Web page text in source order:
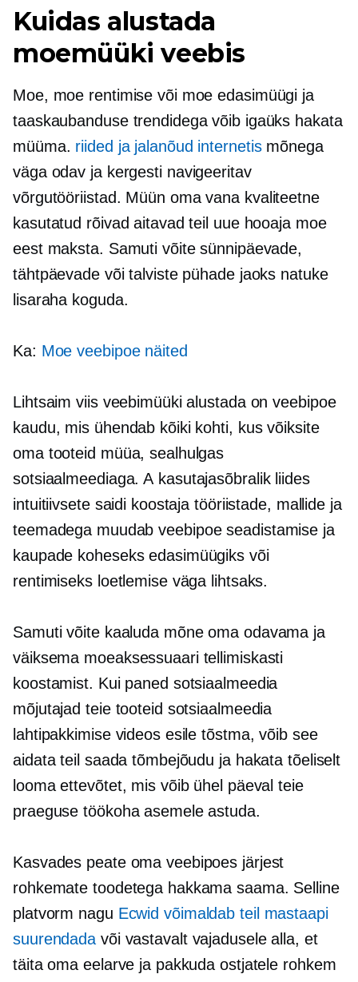
Kuidas alustada
moemüüki veebis
Moe, moe rentimise või moe edasimüügi ja
taaskaubanduse trendidega võib igaüks hakata
müüma. riided ja jalanõud internetismõnega
väga odav ja kergesti navigeeritav
võrgutööriistad. Müün oma vana kvaliteetne
kasutatud rõivad aitavad teil uue hooaja moe
eest maksta. Samuti võite sünnipäevade,
tähtpäevade või talviste pühade jaoks natuke
lisaraha koguda.
Ka: Moe veebipoe näited
Lihtsaim viis veebimüüki alustada on veebipoe
kaudu, mis ühendab kõiki kohti, kus võiksite
oma tooteid müüa, sealhulgas
sotsiaalmeediaga. A kasutajasõbralikliides
intuitiivsete saidi koostaja tööriistade, mallide ja
teemadega muudab veebipoe seadistamise ja
kaupade koheseks edasimüügiks või
rentimiseks loetlemise väga lihtsaks.
Samuti võite kaaluda mõne oma odavama ja
väiksema moeaksessuaari tellimiskasti
koostamist. Kui paned sotsiaalmeedia
mõjutajad teie tooteid sotsiaalmeedia
lahtipakkimise videos esile tõstma, võib see
aidata teil saada tõmbejõudu ja hakata tõeliselt
looma ettevõtet, mis võib ühel päeval teie
praeguse töökoha asemele astuda.
Kasvades peate oma veebipoes järjest
rohkemate toodetega hakkama saama. Selline
platvorm nagu Ecwid võimaldab teil mastaapi
suurendada või vastavalt vajadusele alla, et
täita oma eelarve ja pakkuda ostjatele rohkem